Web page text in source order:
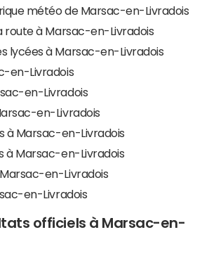
météo de Marsac-en-Livradois
route à Marsac-en-Livradois
lycées à Marsac-en-Livradois
en-Livradois
en-Livradois
en-Livradois
à Marsac-en-Livradois
à Marsac-en-Livradois
en-Livradois
en-Livradois
officiels à Marsac-en-